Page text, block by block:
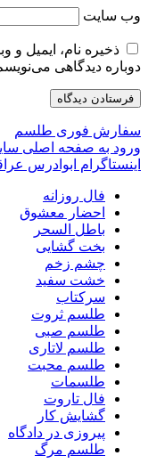
وب‌ سایت
ذخیره نام، ایمیل
دوباره دیدگاهی
سفارش فوری طلسم
ورود به صفحه اصلی
اینستاگرام ابوادرس
فال روزانه
احضار معشوق
باطل السحر
بخت گشایی
چشم زخم
خشت سفید
سرکتاب
طلسم ثروت
طلسم صبی
طلسم لاتاری
طلسم محبت
طلسمات
فال تاروت
گشایش کار
پیروزی در دادگاه
طلسم مرگ